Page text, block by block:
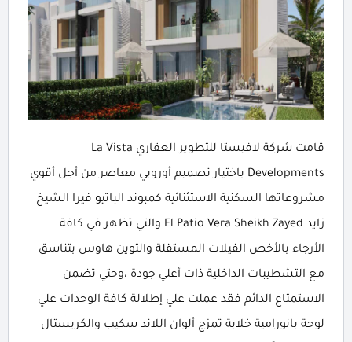
قامت شركة لافيستا للتطوير العقاري La Vista
Developments باختيار تصميم أوروبي معاصر من أجل أقوي
مشروعاتها السكنية الاستثنائية كمبوند الباتيو فيرا الشيخ
زايد El Patio Vera Sheikh Zayed والتي تظهر في كافة
الأرجاء بالأخص الفيلات المستقلة والتوين هاوس بتناسق
مع التشطيبات الداخلية ذات أعلي جودة ،وحتي تضمن
الاستمتاع الدائم فقد عملت علي إطلالة كافة الوحدات علي
لوحة بانورامية خلابة تمزج ألوان اللاند سكيب والكريستال